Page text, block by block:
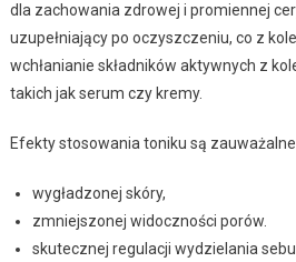
dla zachowania zdrowej i promiennej
uzupełniający po oczyszczeniu, co z
wchłanianie składników aktywnych z
takich jak serum czy kremy.
Efekty stosowania toniku są
wygładzonej skóry,
zmniejszonej widoczności porów.
skutecznej regulacji wydzielania